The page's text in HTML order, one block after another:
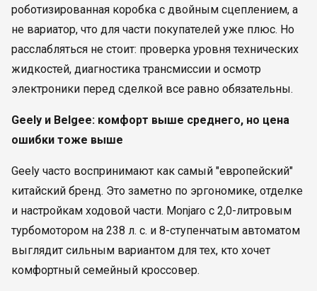
роботизированная коробка с двойным сцеплением, а
не вариатор, что для части покупателей уже плюс. Но
расслабляться не стоит: проверка уровня технических
жидкостей, диагностика трансмиссии и осмотр
электроники перед сделкой все равно обязательны.
Geely и Belgee: комфорт выше среднего, но цена
ошибки тоже выше
Geely часто воспринимают как самый "европейский"
китайский бренд. Это заметно по эргономике, отделке
и настройкам ходовой части. Monjaro с 2,0-литровым
турбомотором на 238 л. с. и 8-ступенчатым автоматом
выглядит сильным вариантом для тех, кто хочет
комфортный семейный кроссовер.